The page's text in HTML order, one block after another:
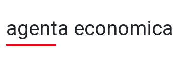
agenta economica